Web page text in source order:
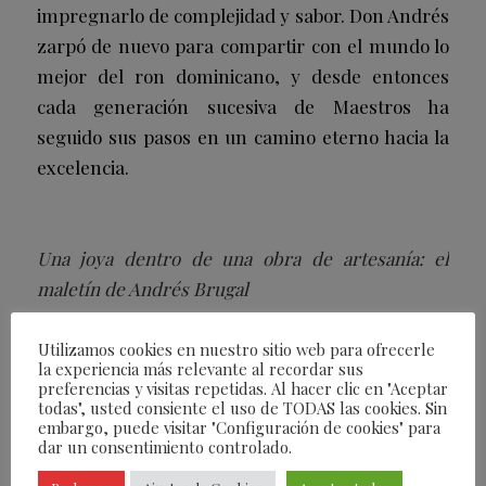
impregnarlo de complejidad y sabor. Don Andrés
zarpó de nuevo para compartir con el mundo lo
mejor del ron dominicano, y desde entonces
cada generación sucesiva de Maestros ha
seguido sus pasos en un camino eterno hacia la
excelencia.
Una joya dentro de una obra de artesanía: el
maletín de Andrés Brugal
maletín de viaje, haciendo un guiño a ese primer
viaje de su fundador y a todos los que siguieron.
La superficie exterior, de madera de roble
americano, está grabada con un icónico patrón
Utilizamos cookies en nuestro sitio web para ofrecerle
la experiencia más relevante al recordar sus
preferencias y visitas repetidas. Al hacer clic en "Aceptar
todas", usted consiente el uso de TODAS las cookies. Sin
embargo, puede visitar "Configuración de cookies" para
dar un consentimiento controlado.